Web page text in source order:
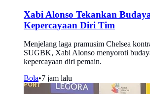
Xabi Alonso Tekankan
Kepercayaan Diri Tim
Menjelang laga pramusim Chelsea
SUGBK, Xabi Alonso menyoroti
kepercayaan diri pemain.
Bola•7 jam lalu